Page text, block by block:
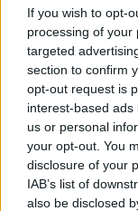
If you wish to opt-
processing of your
targeted
section to confirm
opt-out request is
interest-based
us or personal
your opt-out. You
disclosure of your
IAB’s list of
also be disclosed
XnView es un
Windows
Permite a los
procesar
ligereza y amplia
Classic para PC
usuarios que
un software de
de 500 formatos